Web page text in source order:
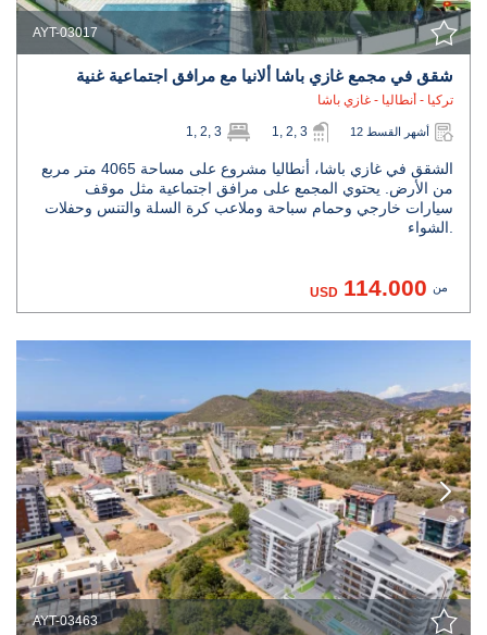
AYT-03017
شقق في مجمع غازي باشا ألانيا مع مرافق اجتماعية غنية
تركيا - أنطاليا - غازي باشا
1, 2, 3 1, 2, 3 12 أشهر القسط
الشقق في غازي باشا، أنطاليا مشروع على مساحة 4065 متر مربع
من الأرض. يحتوي المجمع على مرافق اجتماعية مثل موقف
سيارات خارجي وحمام سباحة وملاعب كرة السلة والتنس وحفلات
من 114.000
USD
AYT-03463